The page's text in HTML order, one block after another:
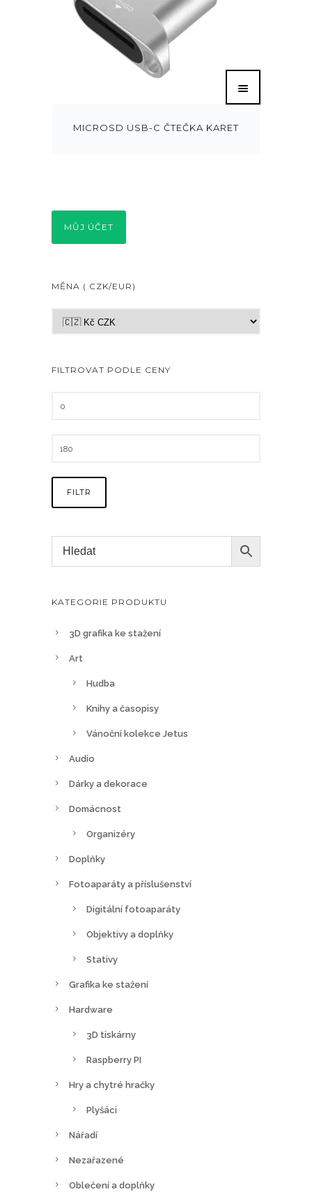
MICROSD USB-C ČTEČKA KARET
MŮJ ÚČET
MĚNA ( CZK/EUR)
FILTROVAT PODLE CENY
FILTR
KATEGORIE PRODUKTU
3D grafika ke stažení
Art
Hudba
Knihy a časopisy
Vánoční kolekce Jetus
Audio
Dárky a dekorace
Domácnost
Organizéry
Doplňky
Fotoaparáty a příslušenství
Digitální fotoaparáty
Objektivy a doplňky
Stativy
Grafika ke stažení
Hardware
3D tiskárny
Raspberry PI
Hry a chytré hračky
Plyšáci
Nářadí
Nezařazené
Oblečení a doplňky